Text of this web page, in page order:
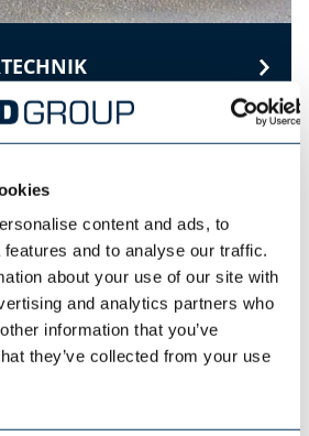
content and ads, to
and to analyse our traffic.
about your use of our site with
and analytics partners who
information that you’ve
they’ve collected from your use